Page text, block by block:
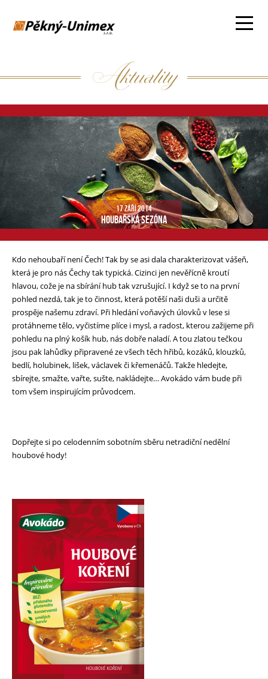
Aktuality
17 ZÁŘÍ 2014
HOUBAŘSKÁ SEZÓNA
Kdo nehoubaří není Čech! Tak by se asi dala charakterizovat vášeň,
která je pro nás Čechy tak typická. Cizinci jen nevěřícně kroutí
hlavou, cože je na sbírání hub tak vzrušující. I když se to na první
pohled nezdá, tak je to činnost, která potěší naši duši a určitě
prospěje našemu zdraví. Při hledání voňavých úlovků v lese si
protáhneme tělo, vyčistíme plíce i mysl, a radost, kterou zažijeme při
pohledu na plný košík hub, nás dobře naladí. A tou zlatou tečkou
jsou pak lahůdky připravené ze všech těch hřibů, kozáků, klouzků,
bedlí, holubinek, lišek, václavek či křemenáčů. Takže hledejte,
sbírejte, smažte, vařte, sušte, nakládejte… Avokádo vám bude při
tom všem inspirujícím průvodcem.
Dopřejte si po celodenním sobotním sběru netradiční nedělní
houbové hody!